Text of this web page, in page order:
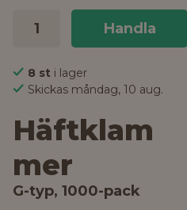
Handla
8 st i lager
Skickas måndag, 10 aug.
Häftklam
mer
G-typ, 1000-pack